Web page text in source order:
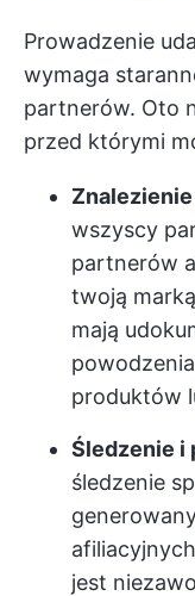
Prowadzenie
wymaga
partnerów. Oto
przed którymi
wszyscy
partnerów
twoją
mają
produktów
Śledzenie i
śledzenie
jest